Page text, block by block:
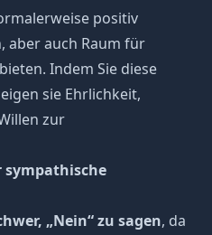
positiv
aber auch Raum für
Indem Sie diese
sie Ehrlichkeit,
zur
sympathische
„Nein“ zu sagen, da